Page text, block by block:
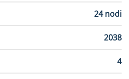
24 nodi
2038
4